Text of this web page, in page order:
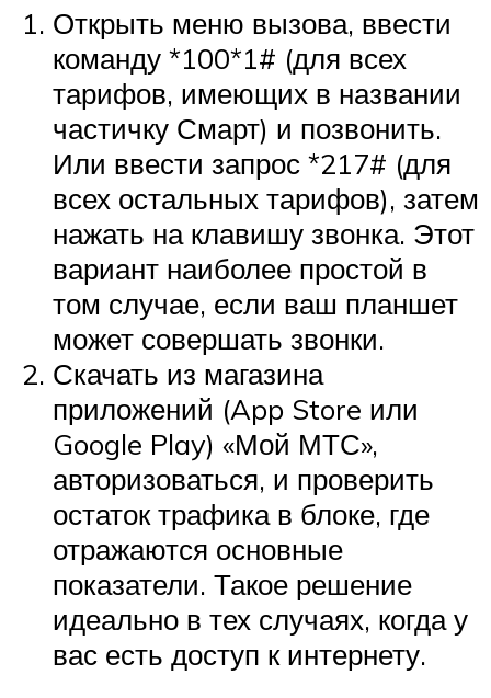
Открыть меню вызова, ввести
команду *100*1# (для всех
тарифов, имеющих в названии
частичку Смарт) и позвонить.
Или ввести запрос *217# (для
всех остальных тарифов), затем
нажать на клавишу звонка. Этот
вариант наиболее простой в
том случае, если ваш планшет
может совершать звонки.
Скачать из магазина
приложений (App Store или
Google Play) «Мой МТС»,
авторизоваться, и проверить
остаток трафика в блоке, где
отражаются основные
показатели. Такое решение
идеально в тех случаях, когда у
вас есть доступ к интернету.